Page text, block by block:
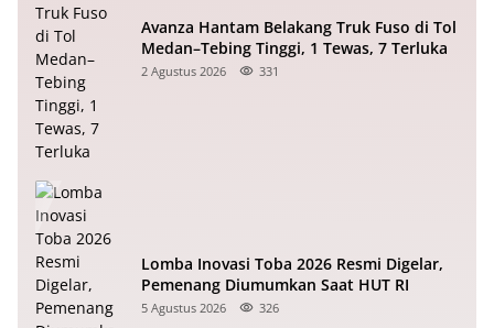
Avanza Hantam Belakang Truk Fuso di Tol
Medan–Tebing Tinggi, 1 Tewas, 7 Terluka
2 Agustus 2026 331
Lomba Inovasi Toba 2026 Resmi Digelar,
Pemenang Diumumkan Saat HUT RI
5 Agustus 2026 326